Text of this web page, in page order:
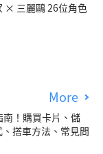
× 三麗鷗 26位角色
More
！購買卡片、儲
搭車方法、常見問